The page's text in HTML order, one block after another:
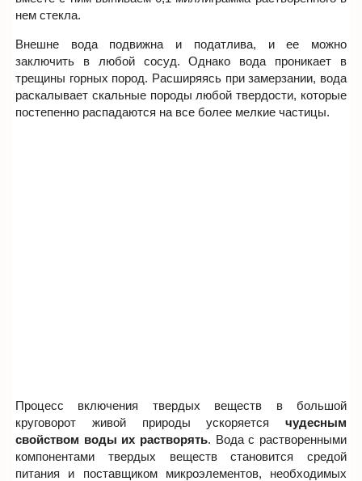
нем стекла.
Внешне вода подвижна и податлива, и ее можно
заключить в любой сосуд. Однако вода проникает в
трещины горных пород. Расширяясь при замерзании, вода
раскалывает скальные породы любой твердости, которые
постепенно распадаются на все более мелкие частицы.
Процесс включения твердых веществ в большой
круговорот живой природы ускоряется чудесным
свойством воды их растворять. Вода с растворенными
компонентами твердых веществ становится средой
питания и поставщиком микроэлементов, необходимых